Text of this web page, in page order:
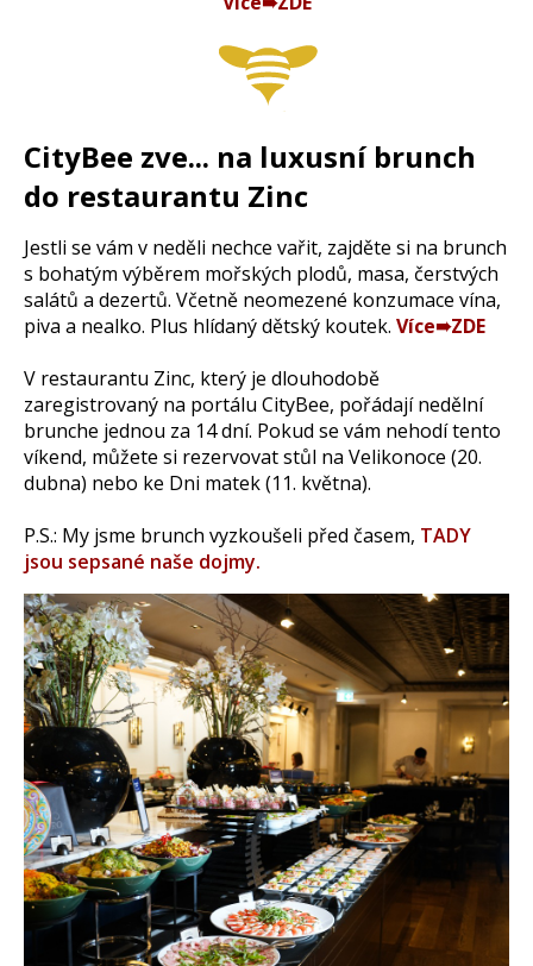
CityBee zve... na luxusní brunch
do restaurantu Zinc
Jestli se vám v neděli nechce vařit, zajděte si na brunch
s bohatým výběrem mořských plodů, masa, čerstvých
salátů a dezertů. Včetně neomezené konzumace vína,
piva a nealko. Plus hlídaný dětský koutek. Více➠ZDE
V restaurantu Zinc, který je dlouhodobě
zaregistrovaný na portálu CityBee, pořádají nedělní
brunche jednou za 14 dní. Pokud se vám nehodí tento
víkend, můžete si rezervovat stůl na Velikonoce (20.
dubna) nebo ke Dni matek (11. května).
P.S.: My jsme brunch vyzkoušeli před časem, TADY
jsou sepsané naše dojmy.